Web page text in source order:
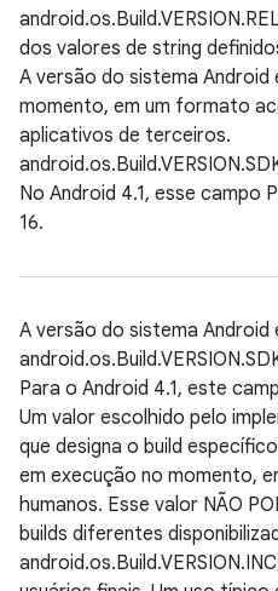
dos valores de string
A versão do sistema Android
momento, em um formato
aplicativos de terceiros.
No Android 4.1, esse campo
16.
A versão do sistema
Para o Android 4.1, este
Um valor escolhido pelo
que designa o build
em execução no momento,
humanos. Esse valor NÃO
builds diferentes